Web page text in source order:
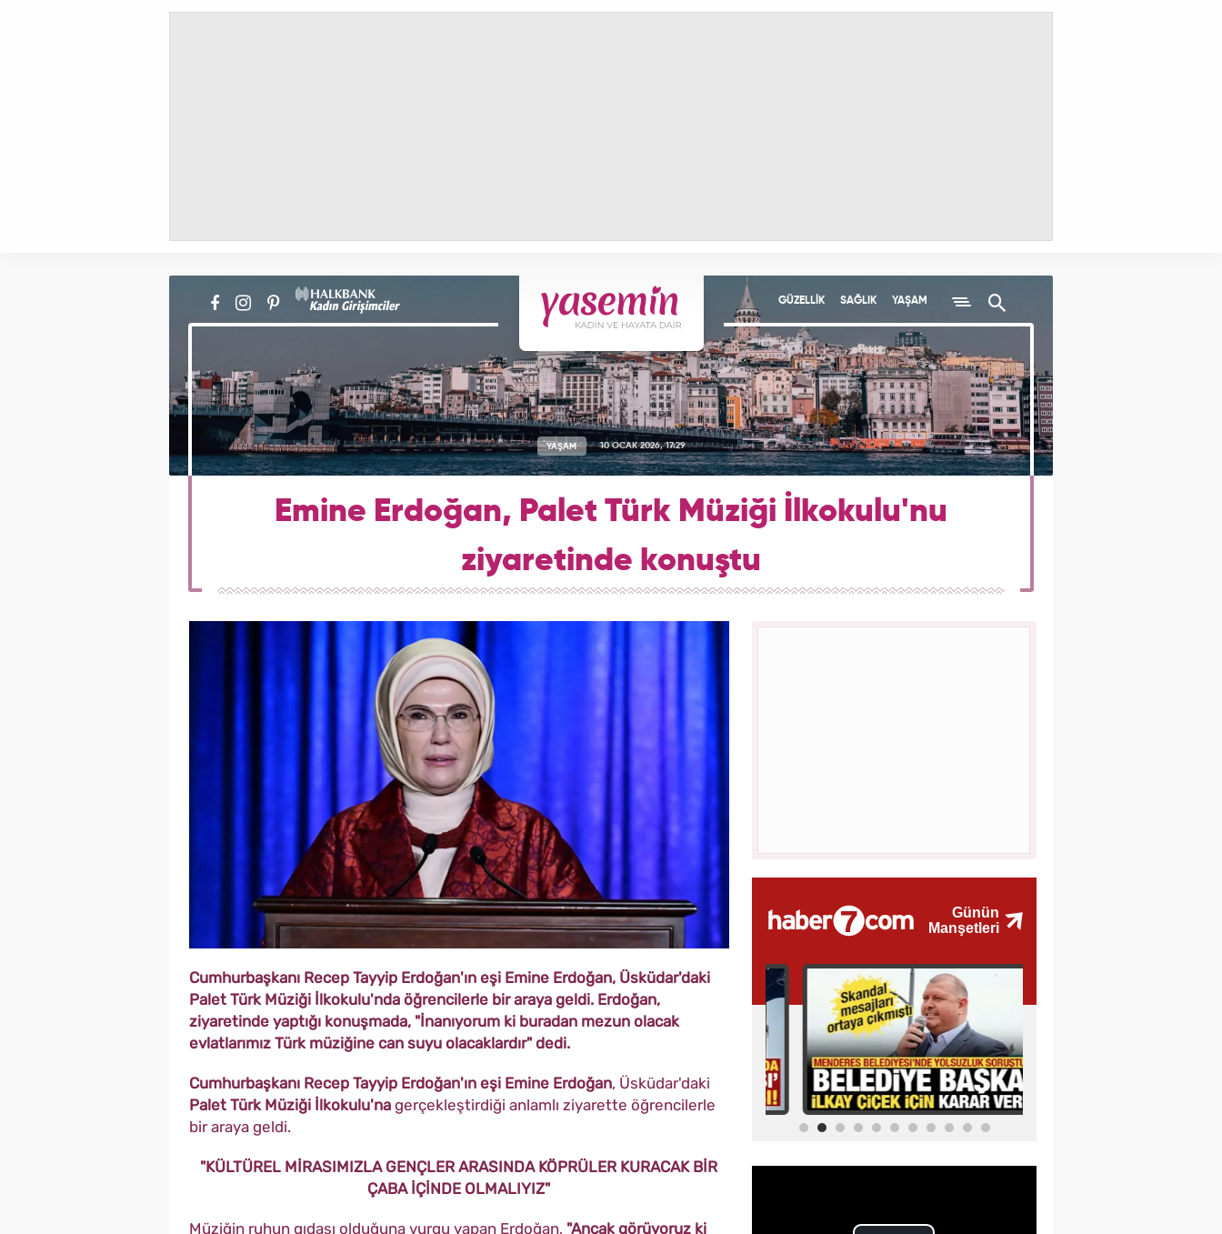
GÜZELLİK SAĞLIK YAŞAM
YAŞAM 10 OCAK 2026, 17:29
Emine Erdoğan, Palet Türk Müziği İlkokulu'nu
ziyaretinde konuştu
Cumhurbaşkanı Recep Tayyip Erdoğan'ın eşi Emine Erdoğan, Üsküdar'daki
Palet Türk Müziği İlkokulu'nda öğrencilerle bir araya geldi. Erdoğan,
ziyaretinde yaptığı konuşmada, "İnanıyorum ki buradan mezun olacak
evlatlarımız Türk müziğine can suyu olacaklardır" dedi.
Cumhurbaşkanı Recep Tayyip Erdoğan'ın eşi Emine Erdoğan, Üsküdar'daki
Palet Türk Müziği İlkokulu'na gerçekleştirdiği anlamlı ziyarette öğrencilerle
bir araya geldi.
"KÜLTÜREL MİRASIMIZLA GENÇLER ARASINDA KÖPRÜLER KURACAK BİR
ÇABA İÇİNDE OLMALIYIZ"
Müziğin ruhun gıdası olduğuna vurgu yapan Erdoğan, "Ancak görüyoruz ki